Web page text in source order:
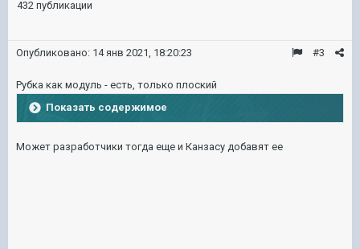
432 публикации
#3
Опубликовано: 14 янв 2021, 18:20:23
Рубка как модуль - есть, только плоский
Показать содержимое
Может разработчики тогда еще и Канзасу добавят ее